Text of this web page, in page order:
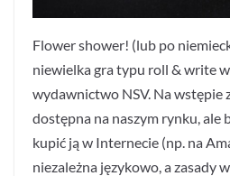
Flower shower! (lub po
niewielka gra typu roll & write
wydawnictwo NSV. Na wstępie
dostępna na naszym rynku, ale
kupić ją w Internecie (np. na
niezależna językowo, a zasady